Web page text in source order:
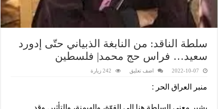
سلطة الناقد: من النابغة الذبياني حتّى إدورد
سعيد… فراس حج محمد| فلسطين
2022-10-07 اضف تعليق 242 زيارة
منبر العراق الحر :
يشير معنى السلطة هنا إلى القوّة، والهيمنة، والتأثير. وقد